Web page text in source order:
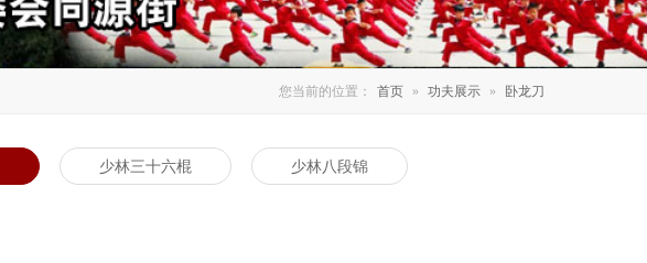
您当前的位置： 首页 » 功夫展示 » 卧龙刀
少林三十六棍 少林八段锦